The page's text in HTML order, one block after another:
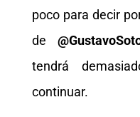
poco para decir
de
tendrá
continuar.